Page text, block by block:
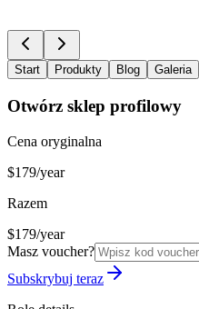
Start Produkty Blog Galeria
Otwórz sklep profilowy
Cena oryginalna
$179/year
Razem
$179/year
Masz voucher?
Subskrybuj teraz